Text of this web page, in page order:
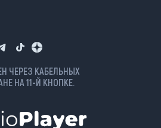
ЧЕРЕЗ КАБЕЛЬНЫХ
НА 11-Й КНОПКЕ.